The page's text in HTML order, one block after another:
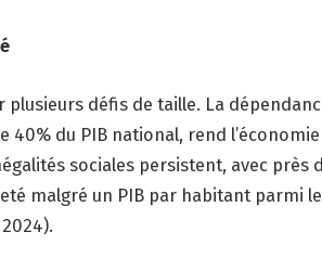
plusieurs défis de taille. La
du PIB national, rend
sociales persistent, avec près
malgré un PIB par habitant parmi